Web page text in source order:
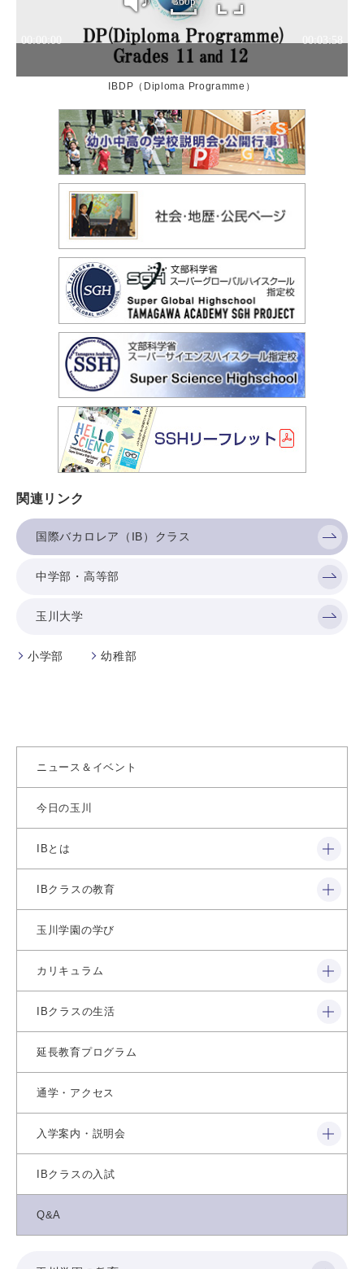
IBDP（Diploma Programme）
関連リンク
国際バカロレア（IB）クラス
中学部・高等部
玉川大学
小学部 幼稚部
ニュース＆イベント
今日の玉川
IBとは 閉じる
IBクラスの教育 閉じる
玉川学園の学び
カリキュラム 閉じる
IBクラスの生活 閉じる
延長教育プログラム
通学・アクセス
入学案内・説明会 閉じる
IBクラスの入試
Q&A